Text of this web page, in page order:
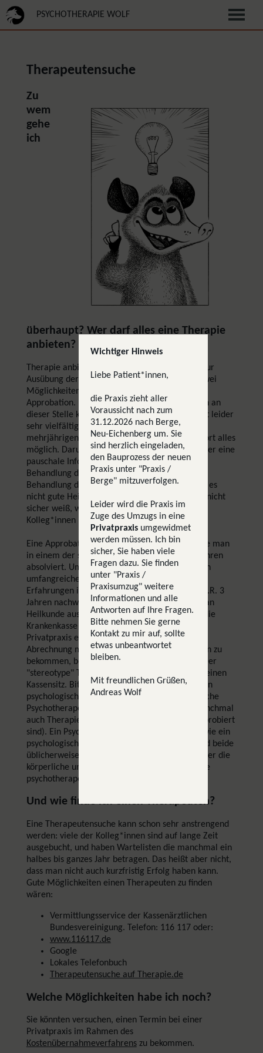
PSYCHOTHERAPIE WOLF
Therapeutensuche
Zu
wem
gehe
ich
überhaupt? Wer darf alles eine Therapie
anbieten?
Therapie anbieten darf nur, wer die Erlaubnis zur
Ausübung der Heilkunde besitzt. Dazu gibt es zwei
Möglichkeiten: den Heilpraktiker, oder eine
Approbation. Die heilpraktischen Kollegen seien an
dieser Stelle kurz erwähnt. Deren Ausbildung ist leider
sehr vielfältig. Vom Wochenendkurs bis zur
mehrjährigen anspruchsvollen Ausbildung ist dort alles
möglich. Darum kann man leider nur sehr schwer eine
pauschale Information über die Qualität der
Behandlung dort geben, und ich empfehle die
Behandlung dort grundsätzlich nicht. Nicht weil es
nicht gute Heilpraktiker gäbe, sondern weil ich nicht
sicher weiß, welcher Qualität die Arbeit der
Kolleg*innen ist.
Eine Approbation ist eine staatliche Prüfung, die man
in einem der sozialrechtlich anerkannten Verfahren
absolviert. Um zugelassen zu werden, muss man
umfangreiche Fachkenntnisse und praktische
Erfahrungen im Rahmen der Ausbildung von i.d.R. 3
Jahren nachweisen. Ist man approbiert, darf man
Heilkunde ausüben. Das heißt aber nicht, dass die
Krankenkasse das bezahlt. Man darf eine sog.
Privatpraxis eröffnen. Um die Erlaubnis zur
Abrechnung mit den gesetzlichen Krankenkassen zu
bekommen, bedarf es eines sog. Kassensitzes. Der
"stereotype" Therapeut ist approbiert, und hat einen
Kassensitz. Bitte beachten Sie, dass es neben den
psychologischen Psychotherapeuten noch ärztliche
Psychotherapeuten und Psychiater gibt, die manchmal
auch Therapie anbieten (und als Ärzte auch approbiert
sind). Ein Psychiater ist aber nicht das gleiche wie ein
psychologischer Psychotherapeut. Vielmehr sind beide
üblicherweise Teil eines "Teams", bei denen einer die
körperliche und medikamentöse, der andere die
psychotherapeutische Betreuung leistet.
Und wie finde ich einen Therapeuten?
Eine Therapeutensuche kann schon sehr anstrengend
werden: viele der Kolleg*innen sind auf lange Zeit
ausgebucht, und haben Wartelisten die manchmal ein
halbes bis ganzes Jahr betragen. Das heißt aber nicht,
dass man nicht auch kurzfristig Erfolg haben kann.
Gute Möglichkeiten einen Therapeuten zu finden
wären:
Vermittlungsservice der Kassenärztlichen
Bundesvereinigung. Telefon: 116 117 oder:
www.116117.de
Google
Lokales Telefonbuch
Therapeutensuche auf Therapie.de
Welche Möglichkeiten habe ich noch?
Sie könnten versuchen, einen Termin bei einer
Privatpraxis im Rahmen des
Kostenübernahmeverfahrenszu bekommen.
Wichtiger Hinweis
Liebe Patient*innen,
die Praxis zieht aller
Voraussicht nach zum
31.12.2026 nach Berge,
Neu-Eichenberg um. Sie
sind herzlich eingeladen,
den Bauprozess der neuen
Praxis unter "Praxis /
Berge" mitzuverfolgen.
Leider wird die Praxis im
Zuge des Umzugs in eine
Privatpraxis umgewidmet
werden müssen. Ich bin
sicher, Sie haben viele
Fragen dazu. Sie finden
unter "Praxis /
Praxisumzug" weitere
Informationen und alle
Antworten auf Ihre Fragen.
Bitte nehmen Sie gerne
Kontakt zu mir auf, sollte
etwas unbeantwortet
bleiben.
Mit freundlichen Grüßen,
Andreas Wolf